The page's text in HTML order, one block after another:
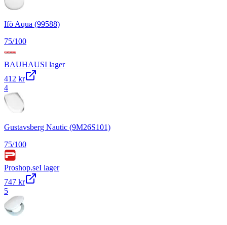
Ifö Aqua (99588)
75/100
BAUHAUSI lager
412 kr
4
Gustavsberg Nautic (9M26S101)
75/100
Proshop.seI lager
747 kr
5